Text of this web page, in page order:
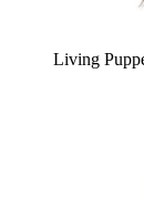
Living